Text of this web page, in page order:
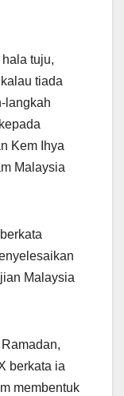
tuju,
tiada
langkah
Kem Ihya
Malaysia
Malaysia
berkata ia
membentuk